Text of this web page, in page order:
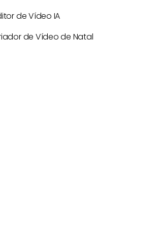
de Vídeo IA
de Vídeo de Natal